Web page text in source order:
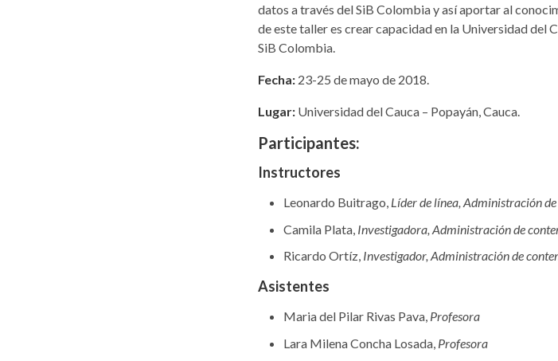
datos a través del SiB Colombia y así aportar al
de este taller es crear capacidad en la Universidad del
SiB Colombia.
Fecha: 23-25 de mayo de 2018.
Lugar: Universidad del Cauca – Popayán, Cauca.
Participantes:
Instructores
Leonardo Buitrago, Líder de línea, Administración
Camila Plata, Investigadora, Administración de
Ricardo Ortíz, Investigador, Administración de
Asistentes
Maria del Pilar Rivas Pava, Profesora
Lara Milena Concha Losada, Profesora